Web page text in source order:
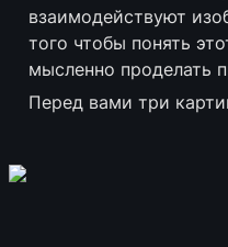
взаимодействуют
того чтобы понять
мысленно проделать
Перед вами три